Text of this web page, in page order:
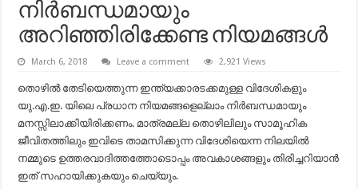
നിർബന്ധമായും
അറിഞ്ഞിരിക്കേണ്ട നിയമങ്ങള്‍
March 6, 2018 Leave a comment 2,921 Views
തൊഴില്‍ തേടിയെത്തുന്ന ഇന്ത്യക്കാരടക്കമുള്ള വിദേശികളും
യു.എ.ഇ. യിലെ പ്രധാന നിയമങ്ങളെല്ലാം നിര്‍ബന്ധമായും
മനസ്സിലാക്കിയിരിക്കണം. മാത്രമല്ല തൊഴിലിലും സാമൂഹിക
ജീവിതത്തിലും ഇവിടെ താമസിക്കുന്ന വിദേശിയെന്ന നിലയില്‍
നമ്മുടെ ഉത്തരവാദിത്തത്തോടൊപ്പം അവകാശങ്ങളും തിരിച്ചറിയാന്‍
ഇത് സഹായിക്കുകയും ചെയ്യും.